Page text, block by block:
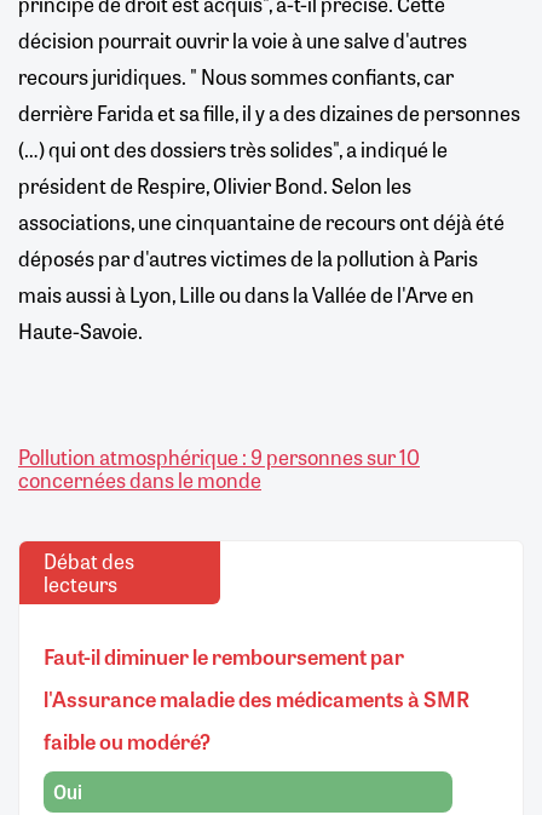
décision pourrait ouvrir la voie à une salve d'autres
recours juridiques. " Nous sommes confiants, car
derrière Farida et sa fille, il y a des dizaines de personnes
(…) qui ont des dossiers très solides", a indiqué le
président de Respire, Olivier Bond. Selon les
associations, une cinquantaine de recours ont déjà été
déposés par d'autres victimes de la pollution à Paris
mais aussi à Lyon, Lille ou dans la Vallée de l'Arve en
Haute-Savoie.
Pollution atmosphérique : 9 personnes sur 10
concernées dans le monde
Débat des
lecteurs
Faut-il diminuer le remboursement par
l'Assurance maladie des médicaments à SMR
faible ou modéré?
Oui